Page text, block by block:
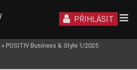
PŘIHLÁSIT
» POSITIV Business & Style 1/2025